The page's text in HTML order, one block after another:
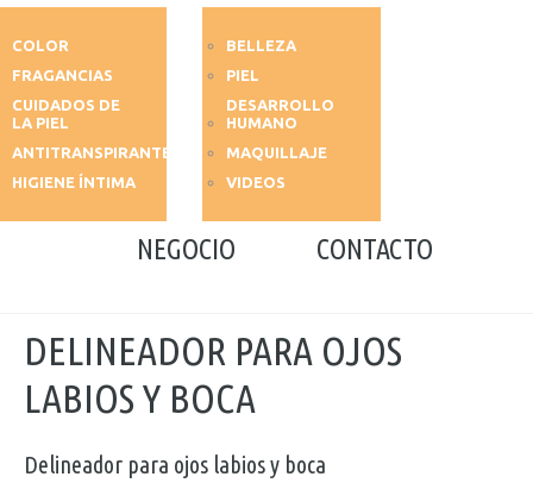
COLOR
FRAGANCIAS
CUIDADOS DE
LA PIEL
ANTITRANSPIRANTES
HIGIENE ÍNTIMA
BELLEZA
PIEL
DESARROLLO
HUMANO
MAQUILLAJE
VIDEOS
NEGOCIO CONTACTO
DELINEADOR PARA OJOS
LABIOS Y BOCA
Delineador para ojos labios y boca